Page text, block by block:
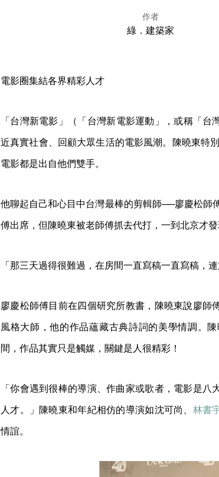
作者
綠．建築家
電影圈集結各界精彩人才
「台灣新電影」（「台灣新電影運動」，或稱「台
近真實社會、回顧大眾生活的電影風潮。陳曉東特
電影都是出自他們雙手。
他聊起自己和心目中台灣最棒的剪輯師──廖慶松師
傅出席，但陳曉東被老師傅抓去代打，一到北京才發
「那三天過得很難過，在房間一直寫稿一直寫稿，
廖慶松師傅目前在四個研究所教書，陳曉東說廖師
風格大師，他的作品蘊藏古典詩詞的美學情調。
間，作品其實只是觸媒，關鍵是人很精彩！
「你會遇到很棒的導演、作曲家或歌者，電影是
人才。」陳曉東和年紀相仿的導演如沈可尚、 林書
情誼。